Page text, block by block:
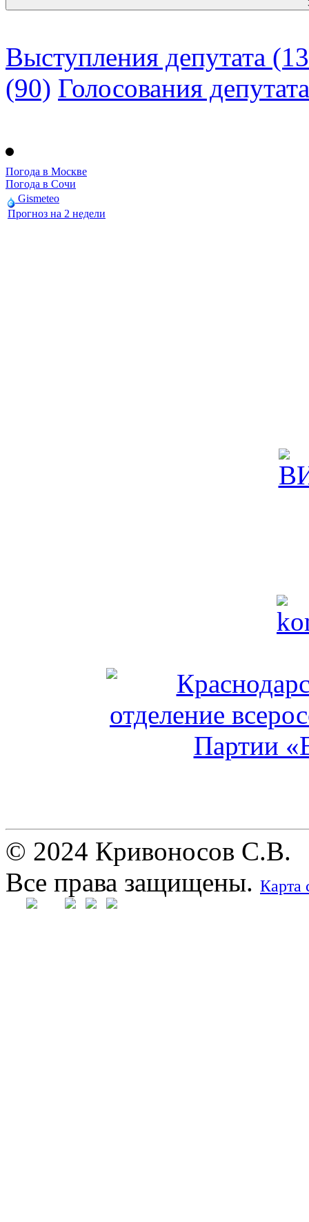
Выступления депутата
(90) Голосования депутата
Погода в Москве
Погода в Сочи
Gismeteo
Прогноз на 2 недели
© 2024 Кривоносов С.В.
Все права защищены. Карта